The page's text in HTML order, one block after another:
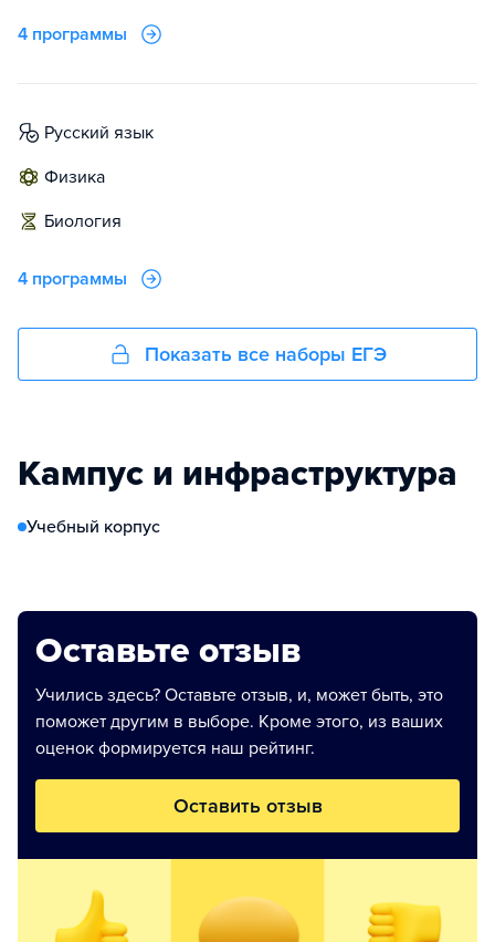
4 программы
русский язык
физика
биология
4 программы
Показать все наборы ЕГЭ
Кампус и инфраструктура
Учебный корпус
Оставьте отзыв
Учились здесь? Оставьте отзыв, и, может быть, это
поможет другим в выборе. Кроме этого, из ваших
оценок формируется наш рейтинг.
Оставить отзыв